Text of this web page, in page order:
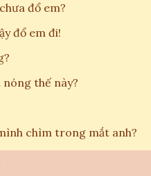
đổ em?
đổ em đi!
thế này?
chìm trong mắt anh?